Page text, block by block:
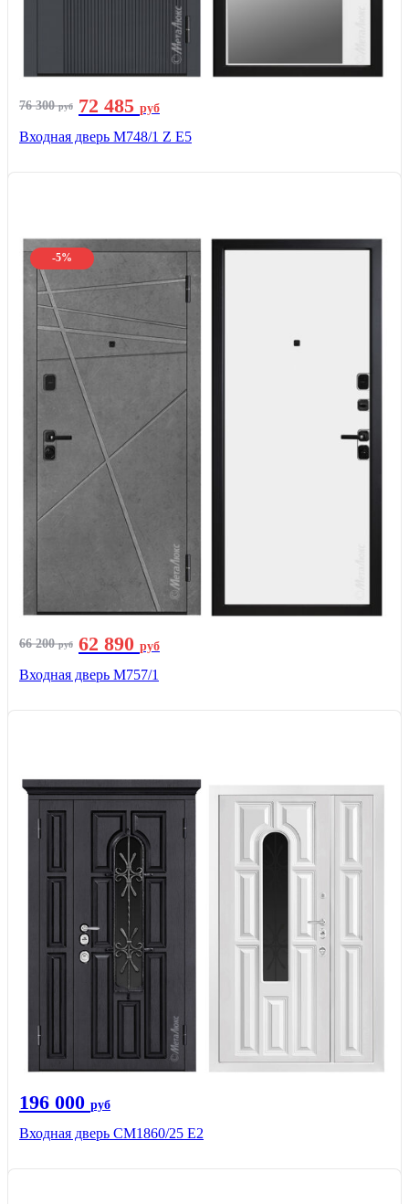
76 300руб 72 485 руб
Входная дверь М748/1 Z Е5
-5%
66 200руб 62 890 руб
Входная дверь М757/1
196 000 руб
Входная дверь СМ1860/25 Е2